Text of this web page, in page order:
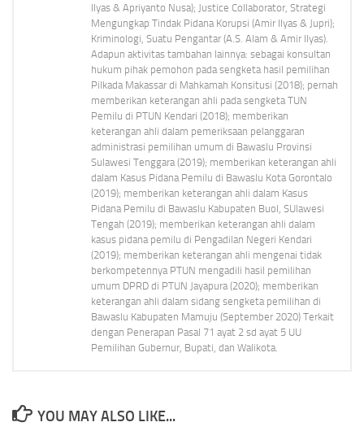
Ilyas & Apriyanto Nusa); Justice Collaborator, Strategi
Mengungkap Tindak Pidana Korupsi (Amir Ilyas & Jupri);
Kriminologi, Suatu Pengantar (A.S. Alam & Amir Ilyas).
Adapun aktivitas tambahan lainnya: sebagai konsultan
hukum pihak pemohon pada sengketa hasil pemilihan
Pilkada Makassar di Mahkamah Konsitusi (2018); pernah
memberikan keterangan ahli pada sengketa TUN
Pemilu di PTUN Kendari (2018); memberikan
keterangan ahli dalam pemeriksaan pelanggaran
administrasi pemilihan umum di Bawaslu Provinsi
Sulawesi Tenggara (2019); memberikan keterangan ahli
dalam Kasus Pidana Pemilu di Bawaslu Kota Gorontalo
(2019); memberikan keterangan ahli dalam Kasus
Pidana Pemilu di Bawaslu Kabupaten Buol, SUlawesi
Tengah (2019); memberikan keterangan ahli dalam
kasus pidana pemilu di Pengadilan Negeri Kendari
(2019); memberikan keterangan ahli mengenai tidak
berkompetennya PTUN mengadili hasil pemilihan
umum DPRD di PTUN Jayapura (2020); memberikan
keterangan ahli dalam sidang sengketa pemilihan di
Bawaslu Kabupaten Mamuju (September 2020) Terkait
dengan Penerapan Pasal 71 ayat 2 sd ayat 5 UU
Pemilihan Gubernur, Bupati, dan Walikota.
YOU MAY ALSO LIKE...